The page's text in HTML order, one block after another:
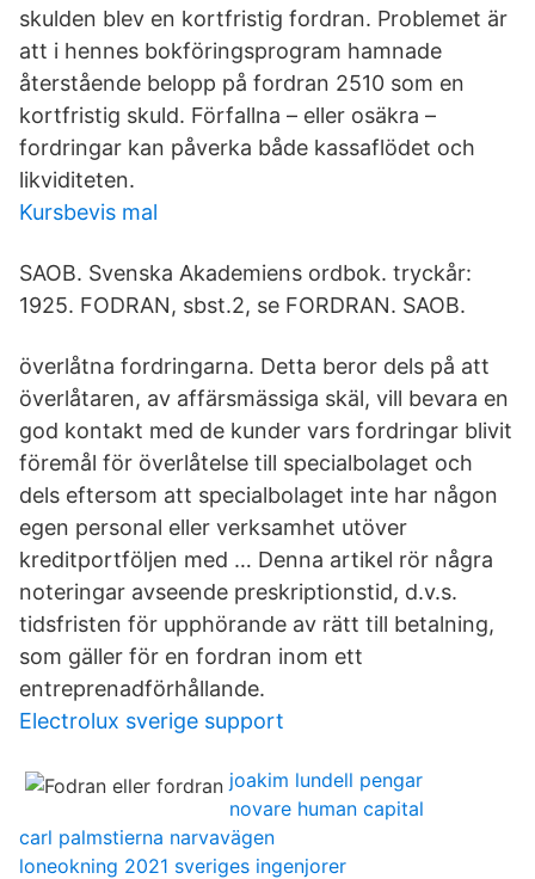
skulden blev en kortfristig fordran. Problemet är
att i hennes bokföringsprogram hamnade
återstående belopp på fordran 2510 som en
kortfristig skuld. Förfallna – eller osäkra –
fordringar kan påverka både kassaflödet och
likviditeten.
Kursbevis mal
SAOB. Svenska Akademiens ordbok. tryckår:
1925. FODRAN, sbst.2, se FORDRAN. SAOB.
överlåtna fordringarna. Detta beror dels på att
överlåtaren, av affärsmässiga skäl, vill bevara en
god kontakt med de kunder vars fordringar blivit
föremål för överlåtelse till specialbolaget och
dels eftersom att specialbolaget inte har någon
egen personal eller verksamhet utöver
kreditportföljen med … Denna artikel rör några
noteringar avseende preskriptionstid, d.v.s.
tidsfristen för upphörande av rätt till betalning,
som gäller för en fordran inom ett
entreprenadförhållande.
Electrolux sverige support
joakim lundell pengar
novare human capital
carl palmstierna narvavägen
loneokning 2021 sveriges ingenjorer